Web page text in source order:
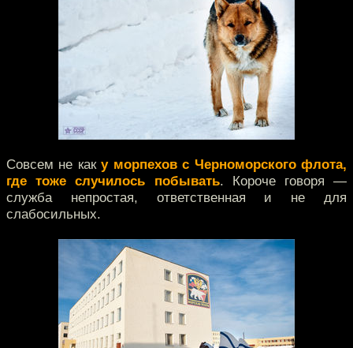
Совсем не каку морпехов с Черноморского флота,
где тоже случилось побывать. Короче говоря —
служба непростая, ответственная и не для
слабосильных.